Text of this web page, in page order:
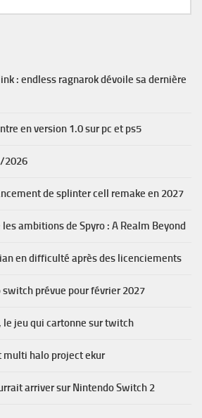
: endless ragnarok dévoile sa dernière
en version 1.0 sur pc et ps5
2026
de splinter cell remake en 2027
ambitions de Spyro : A Realm Beyond
en difficulté après des licenciements
switch prévue pour février 2027
le jeu qui cartonne sur twitch
multi halo project ekur
arriver sur Nintendo Switch 2